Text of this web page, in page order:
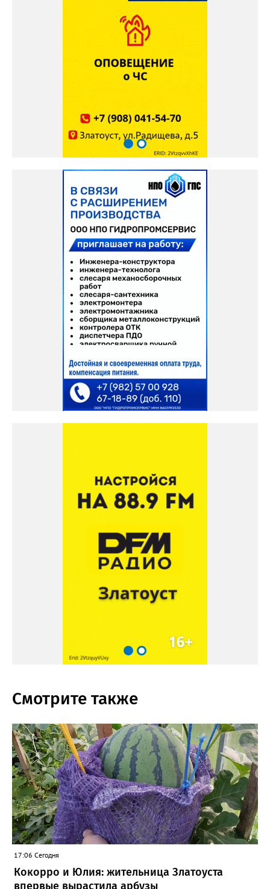
Смотрите также
17:06 Сегодня
Кокорро и Юлия: жительница Златоуста
впервые вырастила арбузы